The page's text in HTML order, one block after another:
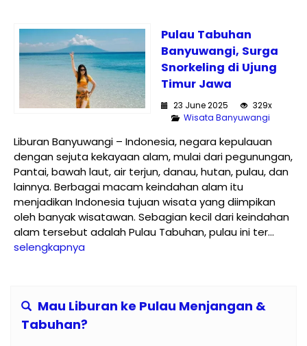
Pulau Tabuhan
Banyuwangi, Surga
Snorkeling di Ujung
Timur Jawa
23 June 2025
329x
Wisata Banyuwangi
Liburan Banyuwangi – Indonesia, negara kepulauan
dengan sejuta kekayaan alam, mulai dari pegunungan,
Pantai, bawah laut, air terjun, danau, hutan, pulau, dan
lainnya. Berbagai macam keindahan alam itu
menjadikan Indonesia tujuan wisata yang diimpikan
oleh banyak wisatawan. Sebagian kecil dari keindahan
alam tersebut adalah Pulau Tabuhan, pulau ini ter...
selengkapnya
Mau Liburan ke Pulau Menjangan &
Tabuhan?